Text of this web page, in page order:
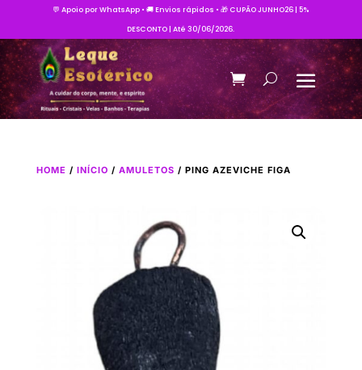
💬 Apoio por WhatsApp • 🚚 Envios rápidos • 🎁 CUPÃO JUNHO26 | 5%
DESCONTO | Até 30/06/2026.
HOME / INÍCIO / AMULETOS / PING AZEVICHE FIGA